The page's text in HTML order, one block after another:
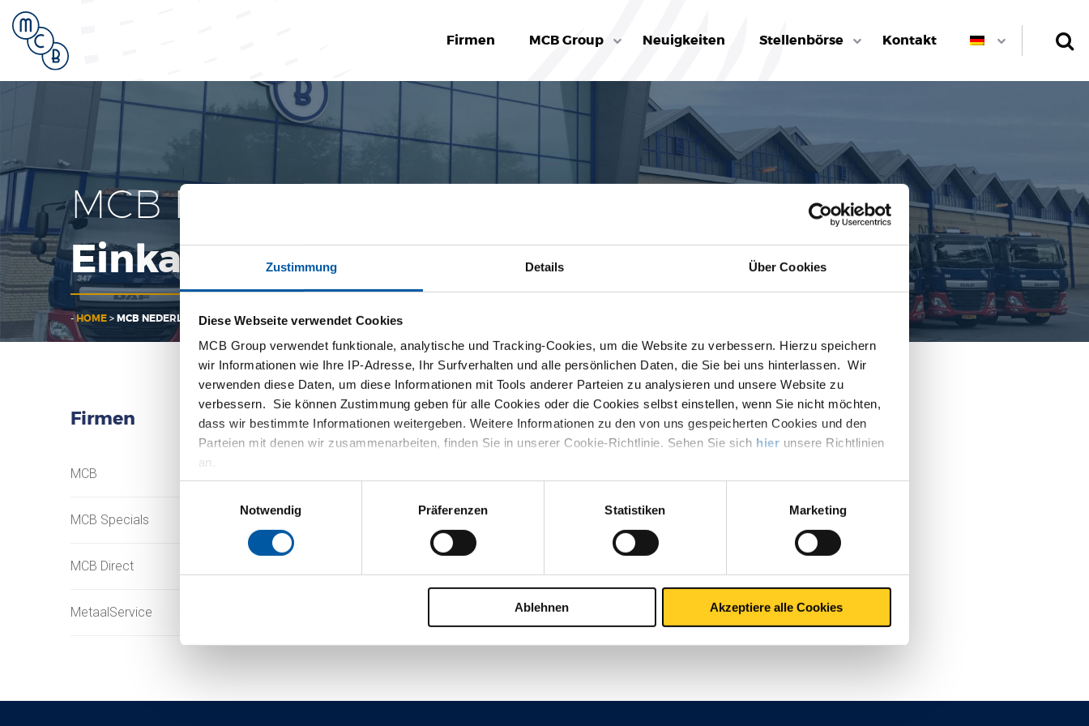
Zustimmung Details Über Cookies
Diese Webseite verwendet Cookies
MCB Group verwendet funktionale, analytische und Tracking-Cookies, um die Website zu verbessern. Hierzu speichern
wir Informationen wie Ihre IP-Adresse, Ihr Surfverhalten und alle persönlichen Daten, die Sie bei uns hinterlassen. Wir
verwenden diese Daten, um diese Informationen mit Tools anderer Parteien zu analysieren und unsere Website zu
verbessern. Sie können Zustimmung geben für alle Cookies oder die Cookies selbst einstellen, wenn Sie nicht möchten,
dass wir bestimmte Informationen weitergeben. Weitere Informationen zu den von uns gespeicherten Cookies und den
Parteien mit denen wir zusammenarbeiten, finden Sie in unserer Cookie-Richtlinie. Sehen Sie sich hier unsere Richtlinien
an.
Notwendig
Präferenzen Statistiken Marketing
Ablehnen Akzeptiere alle Cookies
Firmen MCB Group Neuigkeiten Stellenbörse Kontakt
MCB Nederland B.V. – Allgemeine
Einkaufsbedingungen
-HOME > MCB NEDERLAND B.V. – ALLGEMEINE EINKAUFSBEDINGUNGEN
Firmen
MCB
MCB Specials
MCB Direct
MetaalService
TSmétaux